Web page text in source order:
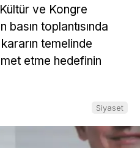
ve Kongre
basın toplantısında
temelinde
etme hedefinin
Siyaset